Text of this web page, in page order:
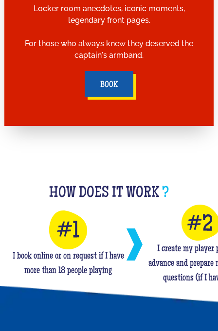
Locker room anecdotes, iconic moments,
legendary front pages.
For those who always knew they deserved the
captain's armband.
BOOK
HOW DOES IT WORK ?
I book online or on request if I have
more than 18 people playing
I create my player
advance and prepare
questions (if I